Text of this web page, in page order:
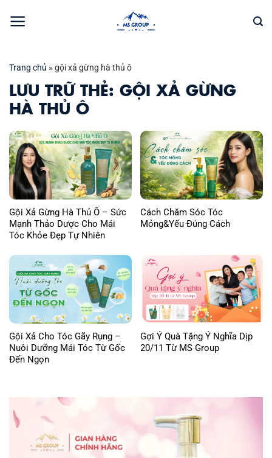
qua
Trang chủ » gội xả gừng hà thủ ô
LƯU TRỮ THẺ: GỘI XẢ GỪNG
HÀ THỦ Ô
Gội Xả Gừng Hà Thủ Ô – Sức
Mạnh Thảo Dược Cho Mái
Tóc Khỏe Đẹp Tự Nhiên
Cách Chăm Sóc Tóc
Mỏng&Yếu Đúng Cách
Gội Xả Cho Tóc Gãy Rụng –
Nuôi Dưỡng Mái Tóc Từ Gốc
Đến Ngọn
Gợi Ý Quà Tặng Ý Nghĩa Dịp
20/11 Từ MS Group